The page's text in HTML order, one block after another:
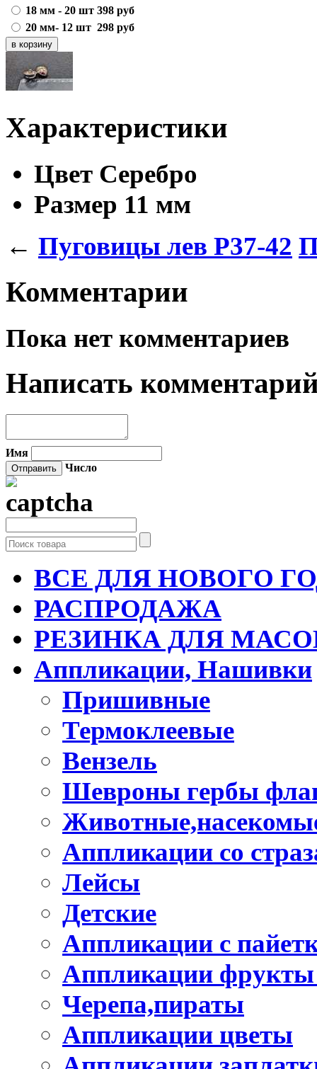
18 мм - 20 шт 398 руб
20 мм- 12 шт 298 руб
Характеристики
Цвет Серебро
Размер 11 мм
← Пуговицы лев P37-42
Комментарии
Пока нет комментариев
Написать
Имя
Число
ВСЕ ДЛЯ НОВОГО
РАСПРОДАЖА
РЕЗИНКА ДЛЯ
Аппликации, Нашивки
Пришивные
Термоклеевые
Вензель
Шевроны гербы
Аппликации со
Лейсы
Детские
Аппликации с
Аппликации
Черепа,пираты
Аппликации цветы